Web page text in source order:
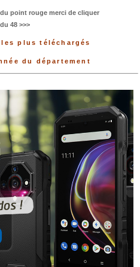
point rouge merci de cliquer
48 >>>
plus téléchargés
du département